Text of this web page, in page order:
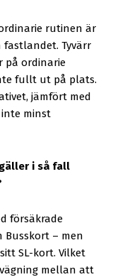
rutinen är
Tyvärr
på ordinarie
fullt ut på plats.
jämfört med
minst
i så fall
försäkrade
Busskort – men
SL-kort. Vilket
mellan att